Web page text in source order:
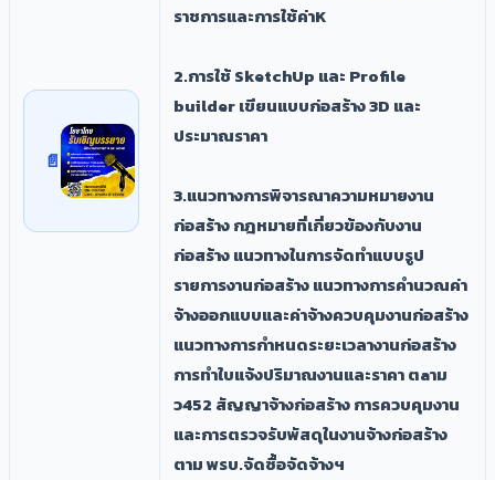
ราชการและการใช้ค่าK
2.การใช้ SketchUp และ Profile
builder เขียนแบบก่อสร้าง 3D และ
ประมาณราคา
3.แนวทางการพิจารณาความหมายงาน
ก่อสร้าง กฎหมายที่เกี่ยวข้องกับงาน
ก่อสร้าง แนวทางในการจัดทำแบบรูป
รายการงานก่อสร้าง แนวทางการคำนวณค่า
จ้างออกแบบและค่าจ้างควบคุมงานก่อสร้าง
แนวทางการกำหนดระยะเวลางานก่อสร้าง
การทำใบแจ้งปริมาณงานและราคา ตaาม
ว452 สัญญาจ้างก่อสร้าง การควบคุมงาน
และการตรวจรับพัสดุในงานจ้างก่อสร้าง
ตาม พรบ.จัดซื้อจัดจ้างฯ